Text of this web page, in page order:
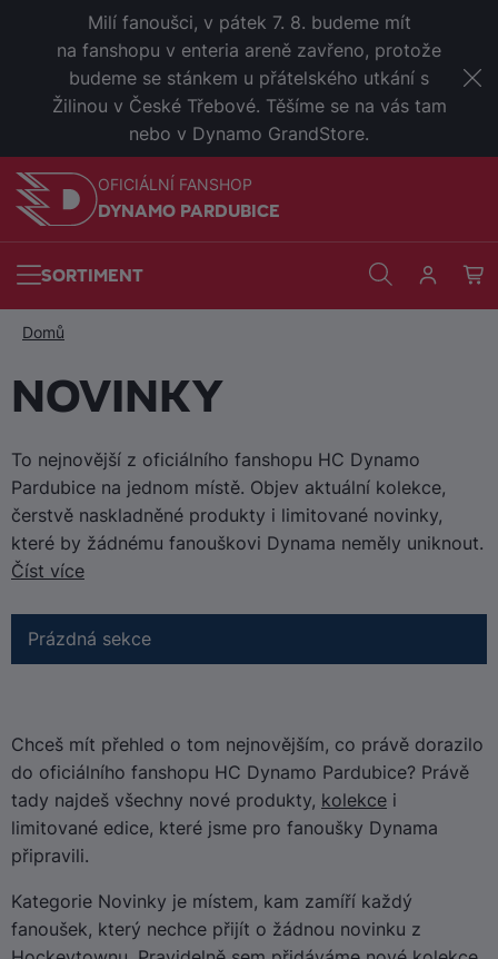
Milí fanoušci, v pátek 7. 8. budeme mít
na fanshopu v enteria areně zavřeno, protože
budeme se stánkem u přátelského utkání s
Žilinou v České Třebové. Těšíme se na vás tam
nebo v Dynamo GrandStore.
OFICIÁLNÍ FANSHOP
DYNAMO PARDUBICE
SORTIMENT
Domů
NOVINKY
To nejnovější z oficiálního fanshopu HC Dynamo
Pardubice na jednom místě. Objev aktuální kolekce,
čerstvě naskladněné produkty i limitované novinky,
které by žádnému fanouškovi Dynama neměly uniknout.
Číst více
Prázdná sekce
Chceš mít přehled o tom nejnovějším, co právě dorazilo
do oficiálního fanshopu HC Dynamo Pardubice? Právě
tady najdeš všechny nové produkty, kolekce i
limitované edice, které jsme pro fanoušky Dynama
připravili.
Kategorie Novinky je místem, kam zamíří každý
fanoušek, který nechce přijít o žádnou novinku z